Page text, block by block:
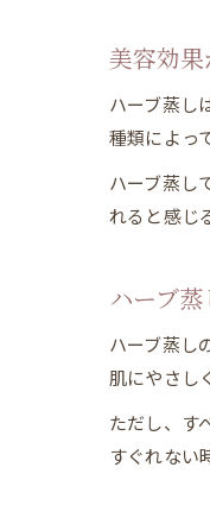
美容効
ハーブ蒸し
種類によっ
ハーブ蒸し
れると感じ
ハーブ
ハーブ蒸し
肌にやさし
ただし、す
すぐれない